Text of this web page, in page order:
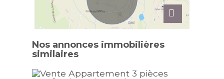
Nos annonces immobilières
similaires